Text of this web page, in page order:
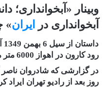
وبینار
آبخوانداری در
ایران»
رود کارون در اهواز 6000 متر مکعب بر ثانیه برآورد شده بود.
در گزارشی که شادروان ناصر
روز بعد از رادیو تهران ایراد